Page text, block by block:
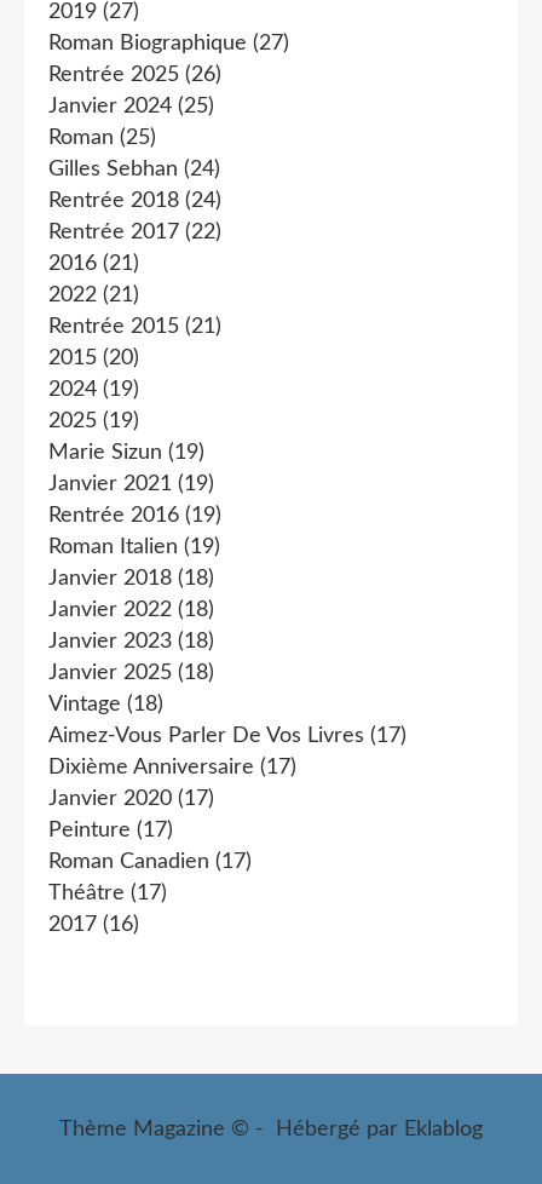
2019 (27)
Roman Biographique (27)
Rentrée 2025 (26)
Janvier 2024 (25)
Roman (25)
Gilles Sebhan (24)
Rentrée 2018 (24)
Rentrée 2017 (22)
2016 (21)
2022 (21)
Rentrée 2015 (21)
2015 (20)
2024 (19)
2025 (19)
Marie Sizun (19)
Janvier 2021 (19)
Rentrée 2016 (19)
Roman Italien (19)
Janvier 2018 (18)
Janvier 2022 (18)
Janvier 2023 (18)
Janvier 2025 (18)
Vintage (18)
Aimez-Vous Parler De Vos Livres (17)
Dixième Anniversaire (17)
Janvier 2020 (17)
Peinture (17)
Roman Canadien (17)
Théâtre (17)
2017 (16)
Thème Magazine © - Hébergé par Eklablog